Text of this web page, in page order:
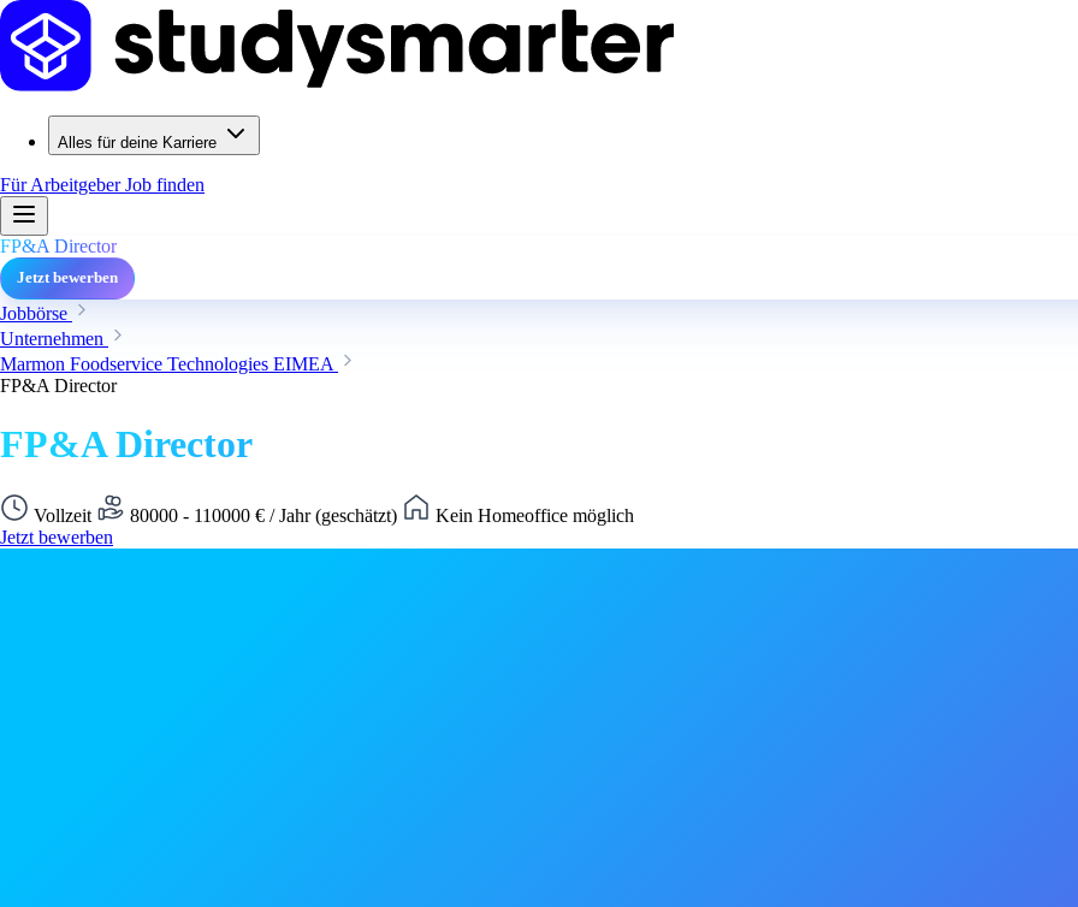
Alles für deine Karriere
Für ArbeitgeberJob finden
FP&A Director
Jetzt bewerben
Jobbörse
Unternehmen
Marmon Foodservice Technologies EIMEA
FP&A Director
FP&A Director
Vollzeit 80000 - 110000 € / Jahr (geschätzt)
Kein Homeoffice möglich
Jetzt bewerben